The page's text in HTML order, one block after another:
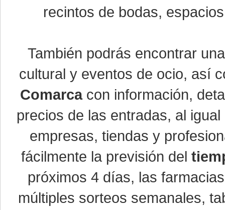
recintos de bodas,
También podrás encontrar
cultural y eventos de ocio, así
Comarcacon información,
precios de las entradas, al
empresas, tiendas y
fácilmente la previsión del
próximos 4 días, las
múltiples sorteos semanales,